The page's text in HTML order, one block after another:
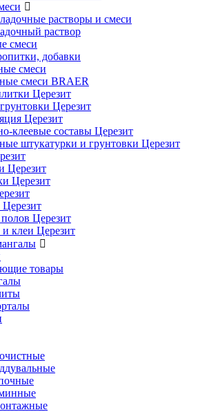
растворы и смеси
раствор
смеси
добавки
смеси
смеси BRAER
Церезит
Церезит
Церезит
клеевые составы Церезит
штукатурки и грунтовки Церезит
Церезит
Церезит
Церезит
клеи Церезит
товары